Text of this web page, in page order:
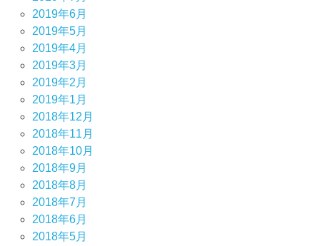
2019年6月
2019年5月
2019年4月
2019年3月
2019年2月
2019年1月
2018年12月
2018年11月
2018年10月
2018年9月
2018年8月
2018年7月
2018年6月
2018年5月